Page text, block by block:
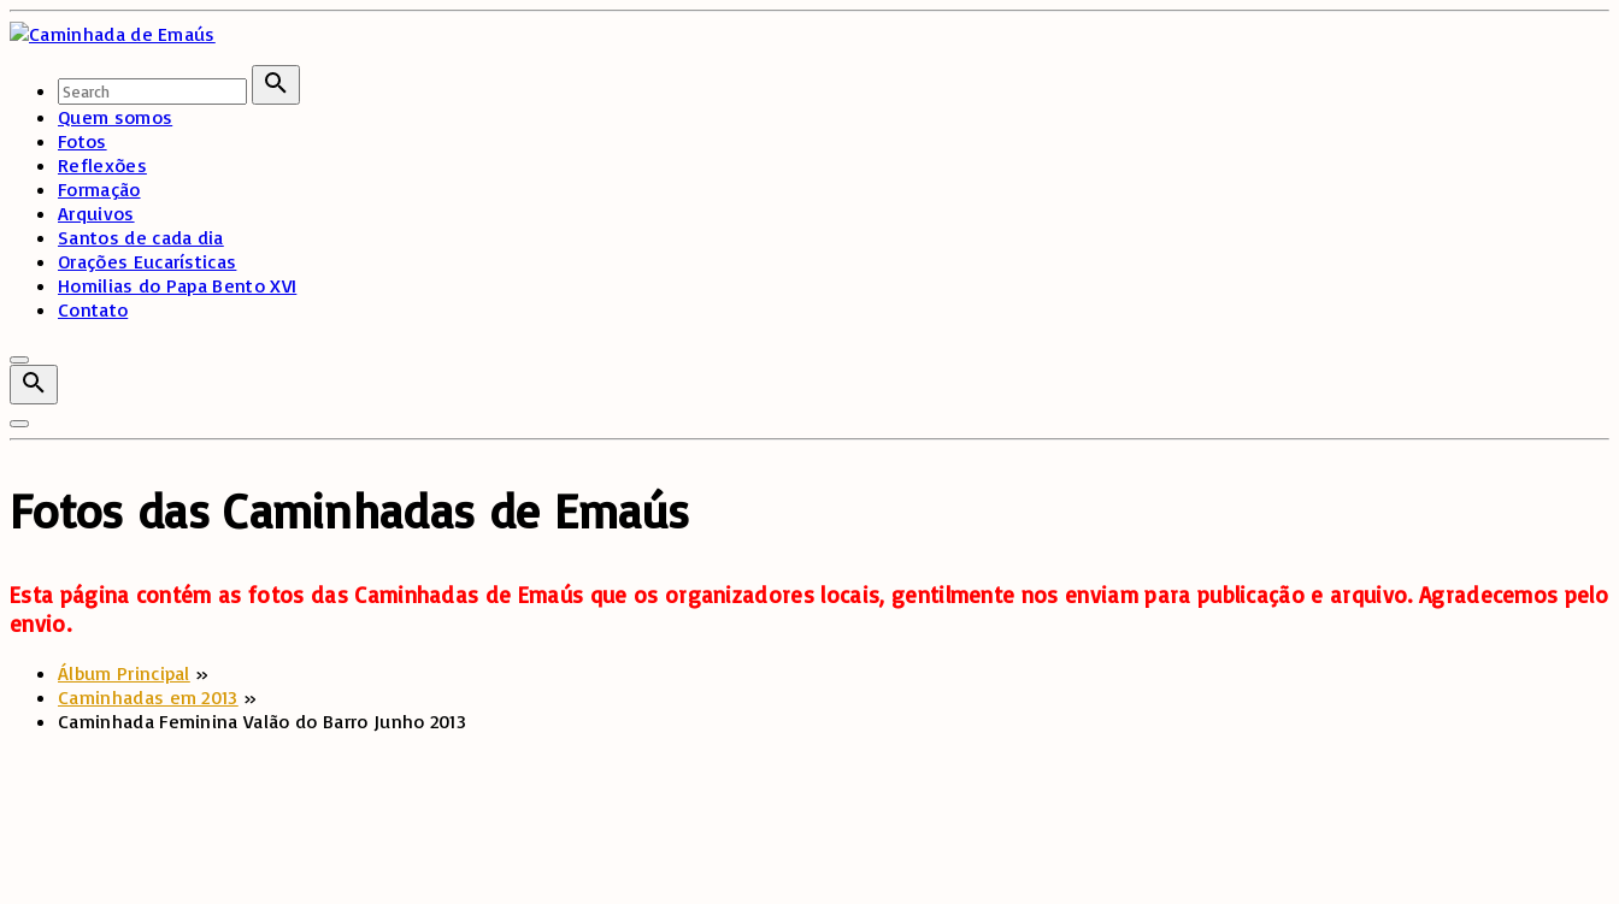
Skip
to
Search
Search
for:
Quem somos
Fotos
Reflexões
Formação
Arquivos
Santos de cada dia
Orações Eucarísticas
Homilias do Papa Bento XVI
Contato
Fotos das Caminhadas de Emaús
Esta página contém as fotos das Caminhadas de Emaús que os organizadores locais, gentilmente nos enviam para publicação e arquivo. Agradecemos pelo
envio.
Álbum Principal »
Caminhadas em 2013 »
Caminhada Feminina Valão do Barro Junho 2013